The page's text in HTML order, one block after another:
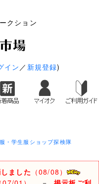
クション
イン ／ 新規登録)
・学生服ショップ探検隊
ました （08/08）